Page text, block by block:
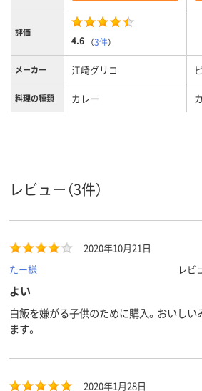
評価
4.6 （3件）
メーカー 江崎グリコ
料理の種類 カレー
レビュー（3件）
2020年10月21日
たー様
レビ
よい
白飯を嫌がる子供のために購入。おいし
ます。
2020年1月28日